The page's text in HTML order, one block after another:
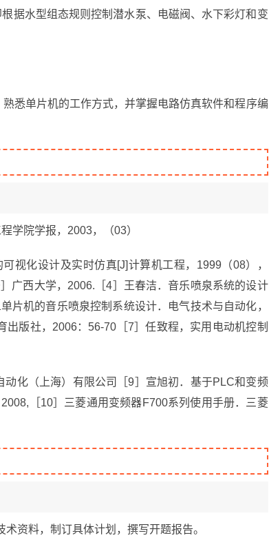
据水型组态规则控制潜水泵、电磁阀、水下彩灯和变
悉单片机的工作方式，并掌握电路仿真软件和程序编
学院学报，2003，（03）
视化设计及实时仿真[J]计算机工程，1999（08），
广西大学，2006.［4］王春洁．音乐喷泉系统的设计
片机的音乐喷泉控制系统设计．电气技术与自动化，
出版社，2006：56-70［7］任致程，实用电动机控制
化（上海）有限公司［9］宣旭初．基于PLC和变频
［10］三菱通用变频器F700系列使用手册．三菱
资料，制订具体计划，撰写开题报告。